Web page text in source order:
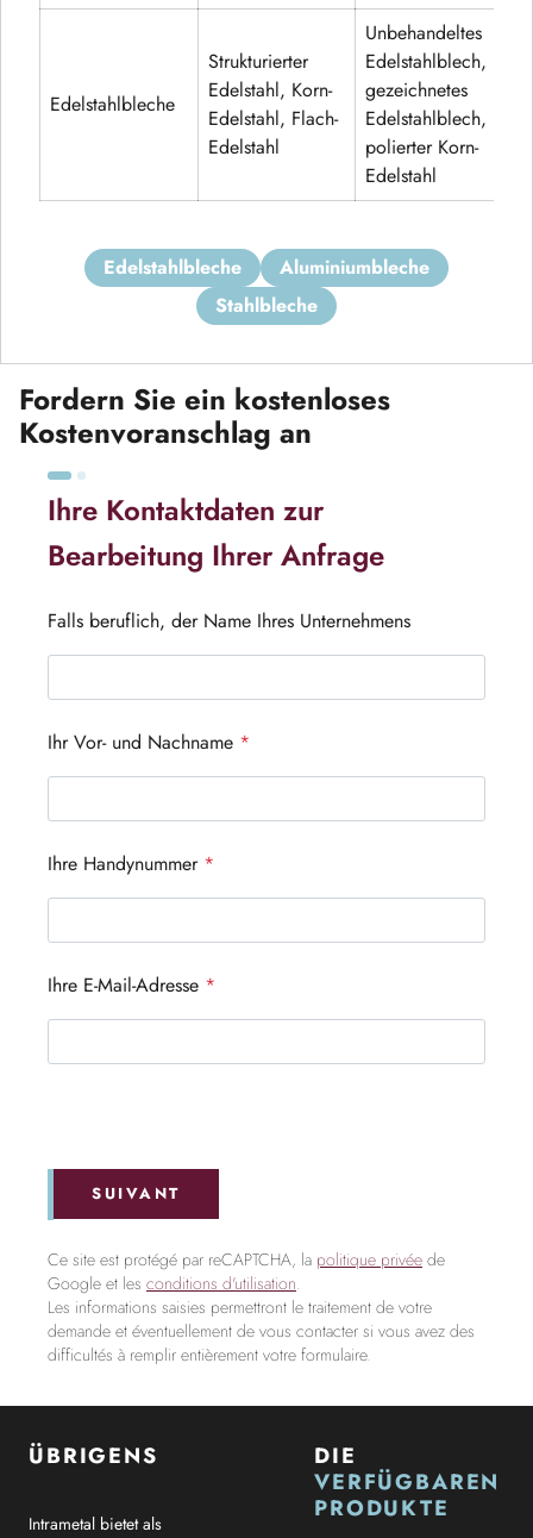
Edelstahlbleche
Strukturierter
Edelstahl, Korn-
Edelstahl, Flach-
Edelstahl
Unbehandeltes
Edelstahlblech,
gezeichnetes
Edelstahlblech,
polierter Korn-
Edelstahl
edelstahlbleche
aluminiumbleche
stahlbleche
Fordern Sie ein kostenloses
Kostenvoranschlag an
Ihre Kontaktdaten zur
Bearbeitung Ihrer Anfrage
Falls beruflich, der Name Ihres Unternehmens
Ihr Vor- und Nachname *
Ihre Handynummer *
Ihre E-Mail-Adresse *
SUIVANT
Ce site est protégé par reCAPTCHA, la politique privée de
Google et les conditions d'utilisation.
Les informations saisies permettront le traitement de votre
demande et éventuellement de vous contacter si vous avez des
difficultés à remplir entièrement votre formulaire.
ÜBRIGENS
Intrametal bietet als
DIE
VERFÜGBAREN
PRODUKTE